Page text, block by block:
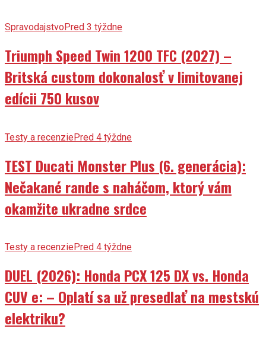
SpravodajstvoPred 3 týždne
Triumph Speed Twin 1200 TFC (2027) –
Britská custom dokonalosť v limitovanej
edícii 750 kusov
Testy a recenziePred 4 týždne
TEST Ducati Monster Plus (6. generácia):
Nečakané rande s naháčom, ktorý vám
okamžite ukradne srdce
Testy a recenziePred 4 týždne
DUEL (2026): Honda PCX 125 DX vs. Honda
CUV e: – Oplatí sa už presedlať na mestskú
elektriku?